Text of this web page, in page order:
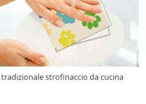
strofinaccio da cucina